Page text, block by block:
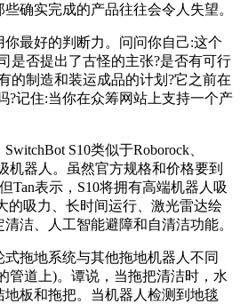
确实完成的产品往往会令人失望。
最好的判断力。问问你自己:这个
是否提出了古怪的主张?是否有可行
的制造和装运成品的计划?它之前在
?记住:当你在众筹网站上支持一个产
S10类似于Roborock、
机器人。虽然官方规格和价格要到
Tan表示，S10将拥有高端机器人吸
的吸力、长时间运行、激光雷达绘
洁、人工智能避障和自清洁功能。
拖地系统与其他拖地机器人不同
管道上)。谭说，当拖把清洁时，水
板和拖把。当机器人检测到地毯